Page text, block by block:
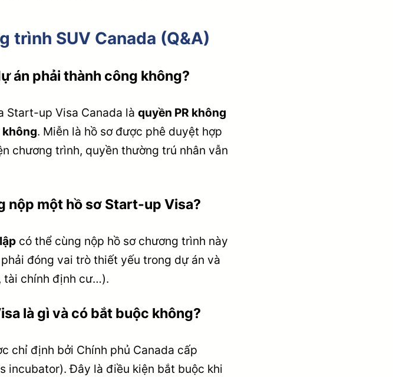
trình SUV Canada (Q&A)
án phải thành công không?
Start-up Visa Canada là quyền PR không
không. Miễn là hồ sơ được phê duyệt hợp
chương trình, quyền thường trú nhân vẫn
nộp một hồ sơ Start-up Visa?
có thể cùng nộp hồ sơ chương trình này
đóng vai trò thiết yếu trong dự án và
tài chính định cư…).
là gì và có bắt buộc không?
chỉ định bởi Chính phủ Canada cấp
incubator). Đây là điều kiện bắt buộc khi